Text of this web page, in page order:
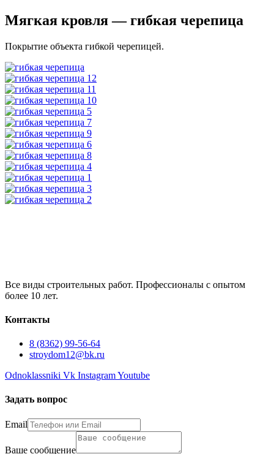
Мягкая кровля — гибкая черепица
Покрытие объекта гибкой черепицей.
Все виды строительных работ. Профессионалы с опытом
более 10 лет.
Контакты
8 (8362) 99-56-64
stroydom12@bk.ru
Odnoklassniki Vk InstagramYoutube
Задать вопрос
Email
Ваше сообщение